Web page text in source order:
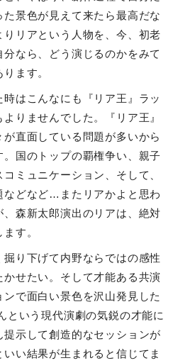
景色が見えて来たら最高だな
りリアという人物を、今、初老
なら、どう演じるのかをみて
ます。
はこんなにも『リア王』ラッ
りませんでした。『リア王』
直面している問題が多いから
国のトップの覇権争い、親子
ミュニケーション、そして、
などなど…またリアかよと思わ
森新太郎演出のリアは、絶対
す。
掘り下げて内野ならではの感性
せたい。そして才能ある共演
で面白い景色を沢山発見した
という現代演劇の気鋭の才能に
提示して創造的なセッションが
い結果が生まれると信じてま